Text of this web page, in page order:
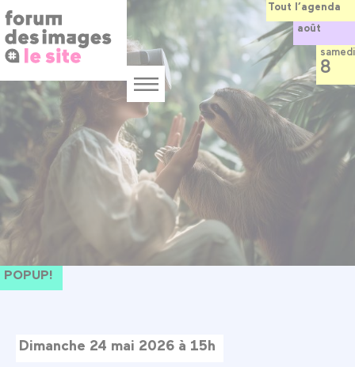
Panneau de gestion des cookies
au
contenu
principal
Menu
POPUP!
Dimanche 24 mai 2026 à 15h
Tout l’agenda
août
samedi
8